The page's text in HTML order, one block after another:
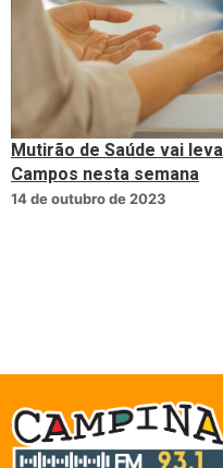
Mutirão de Saúde vai
Campos nesta semana
14 de outubro de 2023